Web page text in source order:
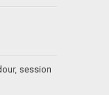
session